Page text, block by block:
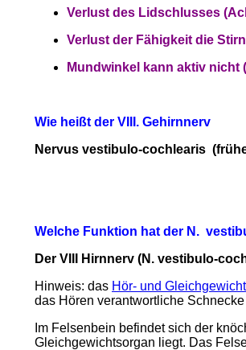
Verlust des Lidschlusses
Verlust der Fähigkeit die
Mundwinkel kann aktiv nicht
Wie heißt der VIII. Gehirnnerv
Nervus vestibulo-cochlearis
Welche Funktion hat der N.
Der VIII Hirnnerv (N. vestibulo-
Hinweis: das Hör- und
das Hören verantwortliche
Im Felsenbein befindet sich der
Gleichgewichtsorgan liegt. Das